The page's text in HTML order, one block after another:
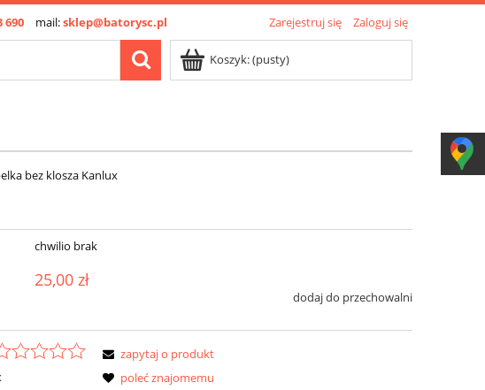
Zarejestruj się Zaloguj się
690 mail:sklep@batorysc.pl
Koszyk:(pusty)
bez klosza Kanlux
chwilio brak
25,00 zł
dodaj do przechowalni
zapytaj o produkt
poleć znajomemu